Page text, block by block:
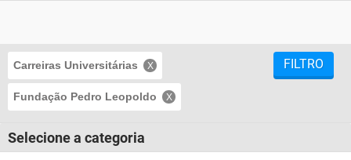
Carreiras Universitárias
Fundação Pedro Leopoldo
FILTRO
Selecione a categoria